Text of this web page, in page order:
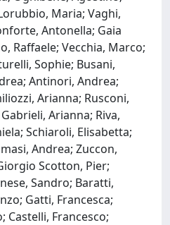
Maria; Vaghi,
Antonella; Gaia
Raffaele; Vecchia, Marco;
Sophie; Busani,
Antinori, Andrea;
Arianna; Rusconi,
Arianna; Riva,
Schiaroli, Elisabetta;
Andrea; Zuccon,
Scotton, Pier;
Sandro; Baratti,
Gatti, Francesca;
Castelli, Francesco;